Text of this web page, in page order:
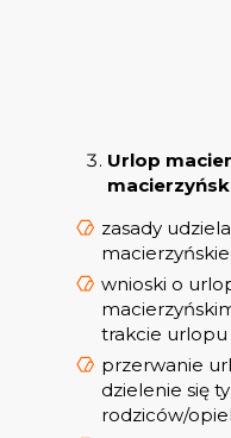
Urlop
zasady
wnioski o
trakcie urlopu
przerwanie
dzielenie się
rodziców/